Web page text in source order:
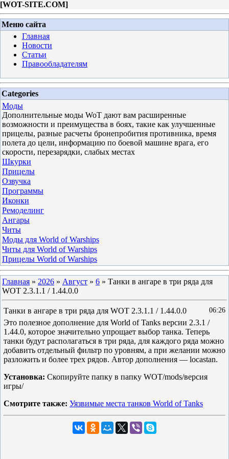
[WOT-SITE.COM]
Меню сайта
Главная
Новости
Статьи
Правообладателям
Categories
Моды
Дополнительные моды WoT дают вам расширенные
возможности и преимущества в боях, такие как улучшенные
прицелы, разные расчеты бронепробития противника, время
полета до цели, информацию по боевой машине врага, его
скорости, перезарядки, слабых местах
Шкурки
Прицелы
Озвучка
Программы
Иконки
Ремоделинг
Ангары
Читы
Моды для World of Warships
Читы для World of Warships
Прицелы World of Warships
Главная » 2026 » Август » 6 » Танки в ангаре в три ряда для
WOT 2.3.1.1 / 1.44.0.0
06:26
Танки в ангаре в три ряда для WOT 2.3.1.1 / 1.44.0.0
Это полезное дополнение для World of Tanks версии 2.3.1 /
1.44.0, которое значительно упрощает выбор танка. Теперь
танки будут располагаться в три ряда, для каждого ряда можно
добавить отдельный фильтр по уровням, а при желании можно
разложить и более трех рядов. Автор дополнения — locastan.
Установка: Скопируйте папку в папку WOT/mods/версия
игры/
Смотрите также: Уязвимые места танков World of Tanks